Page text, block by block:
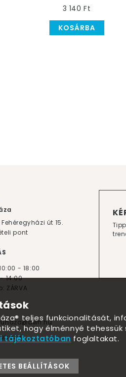
cm
3 140 Ft
KOSÁRBA
Fehéregyházi út 15.
pont
- 18:00
14:00
ZÁRVA
6955
teljes funkcionalitását,
hogy élménnyé tehessük
tájékoztatóban foglaltakat.
BEÁLLÍTÁSOK